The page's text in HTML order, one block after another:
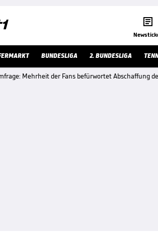

BUNDESLIGA 2. BUNDESLIGA
Mehrheit der Fans befürwortet Abschaffung